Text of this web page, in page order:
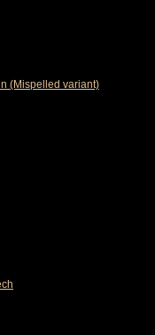
(Mispelled variant)